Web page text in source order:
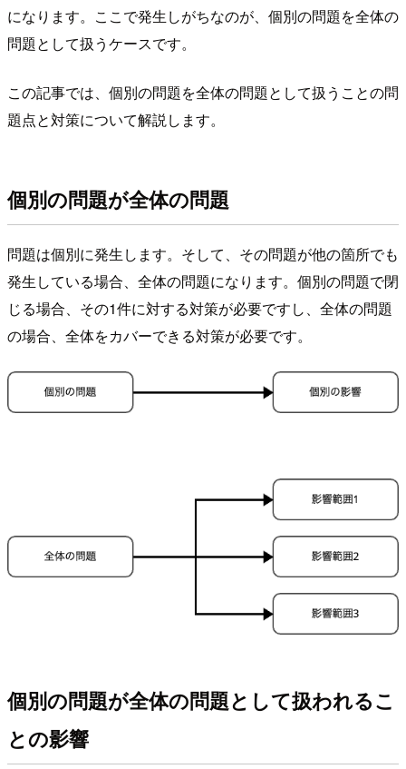
になります。ここで発生しがちなのが、個別の問題を全体の
問題として扱うケースです。
この記事では、個別の問題を全体の問題として扱うことの問
題点と対策について解説します。
個別の問題が全体の問題
問題は個別に発生します。そして、その問題が他の箇所でも
発生している場合、全体の問題になります。個別の問題で閉
じる場合、その1件に対する対策が必要ですし、全体の問題
の場合、全体をカバーできる対策が必要です。
個別の問題が全体の問題として扱われるこ
との影響